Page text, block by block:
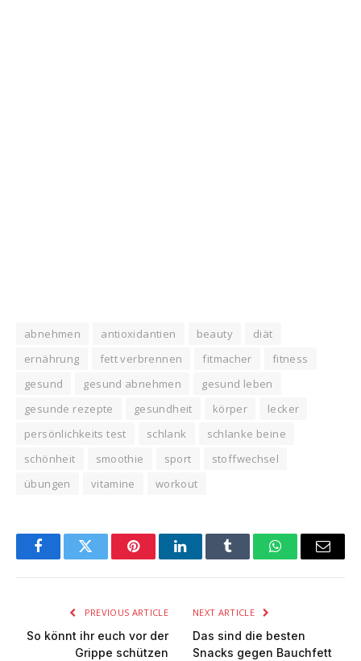
abnehmen antioxidantien beauty
diät
ernährung
fett verbrennen fitmacher
fitness
gesund
gesund abnehmen
gesund leben
gesunde rezepte
gesundheit körper
lecker
persönlichkeits test
schlank
schlanke beine
schönheit
smoothie sport
stoffwechsel
übungen
vitamine workout
FacebookTwitter PinterestLinkedInTumblr WhatsAppEmail
PREVIOUS ARTICLE
So könnt ihr euch vor der
Grippe schützen
NEXT ARTICLE
Das sind die besten
Snacks gegen Bauchfett